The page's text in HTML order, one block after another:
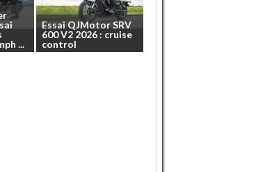
...
Essai QJMotorSRV
600V2 2026 : cruise
control